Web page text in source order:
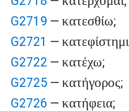
G2719 — κατεσθίω;
G2721 — κατεφίστημι
G2722 — κατέχω;
G2725 — κατήγορος;
G2726 — κατήφεια;